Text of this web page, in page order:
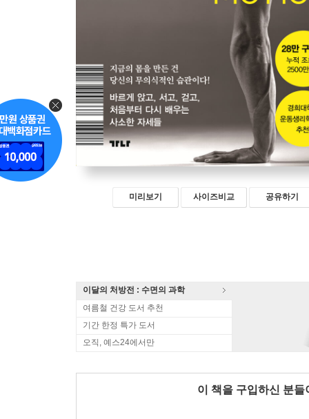
미리보기 사이즈비교 공유하기
이달의 처방전 : 수면의 과학
여름철 건강 도서 추천
기간 한정 특가 도서
오직, 예스24에서만
이 책을 구입하신 분